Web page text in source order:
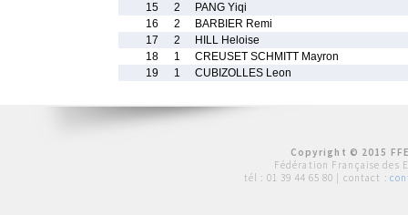
15
2
PANG Yiqi
16
2
BARBIER Remi
17
2
HILL Heloise
18
1
CREUSET SCHMITT Mayron
19
1 CUBIZOLLES Leon
Copyright © 2015
Fédération Française des
tél : 01 39 44 65 80 | contact :